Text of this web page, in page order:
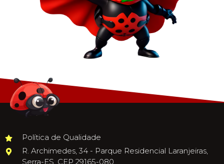
Política de Qualidade
R. Archimedes, 34 - Parque Residencial Laranjeiras,
Serra-ES, CEP 29165-080